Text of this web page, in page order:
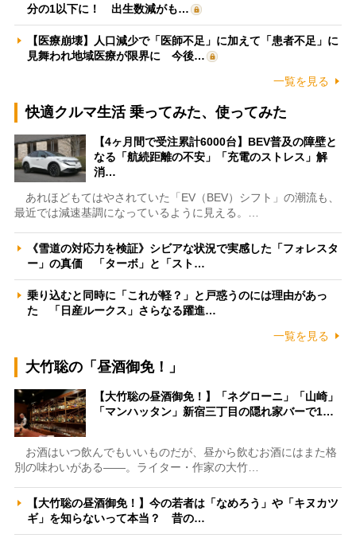
分の1以下に！ 出生数減がも…
【医療崩壊】人口減少で「医師不足」に加えて「患者不足」に
見舞われ地域医療が限界に 今後…
一覧を見る
快適クルマ生活 乗ってみた、使ってみた
【4ヶ月間で受注累計6000台】BEV普及の障壁と
なる「航続距離の不安」「充電のストレス」解
消…
あれほどもてはやされていた「EV（BEV）シフト」の潮流も、
最近では減速基調になっているように見える。…
《雪道の対応力を検証》シビアな状況で実感した「フォレスタ
ー」の真価 「ターボ」と「スト…
乗り込むと同時に「これが軽？」と戸惑うのには理由があっ
た 「日産ルークス」さらなる躍進…
一覧を見る
大竹聡の「昼酒御免！」
【大竹聡の昼酒御免！】「ネグローニ」「山崎」
「マンハッタン」新宿三丁目の隠れ家バーで1…
お酒はいつ飲んでもいいものだが、昼から飲むお酒にはまた格
別の味わいがある――。ライター・作家の大竹…
【大竹聡の昼酒御免！】今の若者は「なめろう」や「キヌカツ
ギ」を知らないって本当？ 昔の…